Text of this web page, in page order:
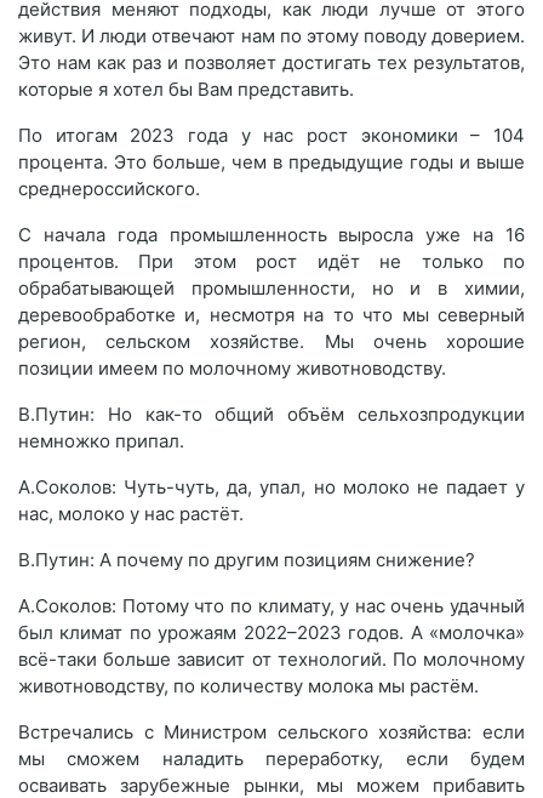
действия меняют подходы, как люди лучше от этого
живут. И люди отвечают нам по этому поводу доверием.
Это нам как раз и позволяет достигать тех результатов,
которые я хотел бы Вам представить.
По итогам 2023 года у нас рост экономики – 104
процента. Это больше, чем в предыдущие годы и выше
среднероссийского.
С начала года промышленность выросла уже на 16
процентов. При этом рост идёт не только по
обрабатывающей промышленности, но и в химии,
деревообработке и, несмотря на то что мы северный
регион, сельском хозяйстве. Мы очень хорошие
позиции имеем по молочному животноводству.
В.Путин: Но как-то общий объём сельхозпродукции
немножко припал.
А.Соколов: Чуть-чуть, да, упал, но молоко не падает у
нас, молоко у нас растёт.
В.Путин: А почему по другим позициям снижение?
А.Соколов: Потому что по климату, у нас очень удачный
был климат по урожаям 2022–2023 годов. А «молочка»
всё-таки больше зависит от технологий. По молочному
животноводству, по количеству молока мы растём.
Встречались с Министром сельского хозяйства: если
мы сможем наладить переработку, если будем
осваивать зарубежные рынки, мы можем прибавить